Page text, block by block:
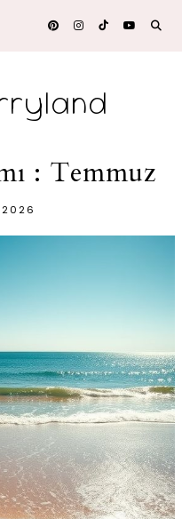
: Temmuz
2026